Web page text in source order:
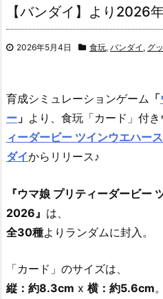
【バンダイ】より2026
2026年5月4日 食玩, バンダイ , グ
育成シミュレーションゲーム 「
ー 」 より、食玩「カード」付
ィーダービー ツインウエハー
ダイからリリース♪
『ウマ娘 プリティーダービー
2026』 は、
全30種よりランダムに封入。
「カード」のサイズは、
縦：約8.3cm x 横：約5.6cm。